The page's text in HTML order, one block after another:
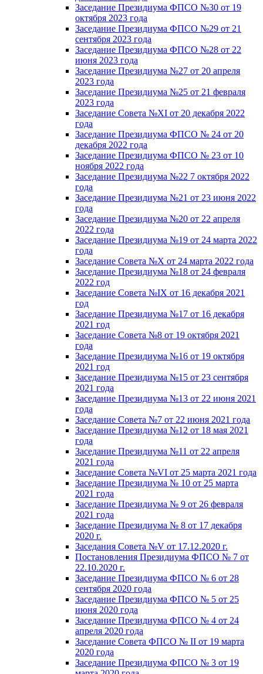
Заседание Президиума ФПСО №30 от 19
октября 2023 года
Заседание Президиума ФПСО №29 от 21
сентября 2023 года
Заседание Президиума ФПСО №28 от 22
июня 2023 года
Заседание Президиума №27 от 20 апреля
2023 года
Заседание Президиума №25 от 21 февраля
2023 года
Заседание Совета №XI от 20 декабря 2022
года
Заседание Президиума ФПСО № 24 от 20
декабря 2022 года
Заседание Президиума ФПСО № 23 от 10
ноября 2022 года
Заседание Президиума №22 7 октября 2022
года
Заседание Президиума №21 от 23 июня 2022
года
Заседание Президиума №20 от 22 апреля
2022 года
Заседание Президиума №19 от 24 марта 2022
года
Заседание Совета №X от 24 марта 2022 года
Заседание Президиума №18 от 24 февраля
2022 год
Заседание Совета №IX от 16 декабря 2021
год
Заседание Президиума №17 от 16 декабря
2021 год
Заседание Совета №8 от 19 октября 2021
года
Заседание Президиума №16 от 19 октября
2021 год
Заседание Президиума №15 от 23 сентября
2021 года
Заседание Президиума №13 от 22 июня 2021
года
Заседание Совета №7 от 22 июня 2021 года
Заседание Президиума №12 от 18 мая 2021
года
Заседание Президиума №11 от 22 апреля
2021 года
Заседание Совета №VI от 25 марта 2021 года
Заседание Президиума № 10 от 25 марта
2021 года
Заседание Президиума № 9 от 26 февраля
2021 года
Заседание Президиума № 8 от 17 декабря
2020 г.
Заседания Совета №V от 17.12.2020 г.
Постановления Президиума ФПСО № 7 от
22.10.2020 г.
Заседание Президиума ФПСО № 6 от 28
сентября 2020 года
Заседание Президиума ФПСО № 5 от 25
июня 2020 года
Заседание Президиума ФПСО № 4 от 24
апреля 2020 года
Заседание Совета ФПСО № II от 19 марта
2020 года
Заседание Президиума ФПСО № 3 от 19